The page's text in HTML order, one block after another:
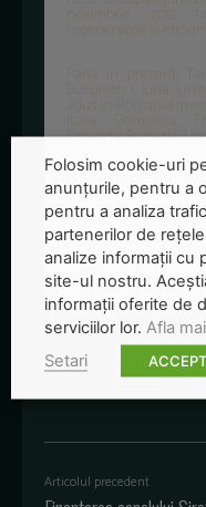
Finlanda, Bulgaria,
Manifestarea va
rotunde, cursuri
solar/fotovoltaic,
eoliana,
Cosmin Zaharia
Articolul precedent
Folosim cookie-uri
anunțurile, pentru a
pentru a analiza
partenerilor de
analize informații cu
site-ul nostru.
informații oferite de
serviciilor lor. Afla
Setari
ACCEPT